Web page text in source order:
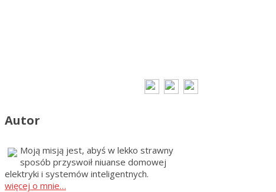
Autor
Moją misją jest, abyś w lekko strawny
sposób przyswoił niuanse domowej
elektryki i systemów inteligentnych.
więcej o mnie…